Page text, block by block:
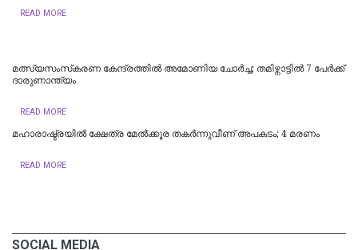
READ MORE
മത്സ്യസംസ്‌കരണ കേന്ദ്രത്തിൽ അമോണിയ ചോർച്ച; തമിഴ്നാട്ടിൽ 7 പേർക്ക്
ദാരുണാന്ത്യം ‌‌
READ MORE
മഹാരാഷ്ട്രയിൽ ക്ഷേത്ര മേൽക്കൂര തകർന്നുവീണ് അപകടം; 4 മരണം
READ MORE
SOCIAL MEDIA